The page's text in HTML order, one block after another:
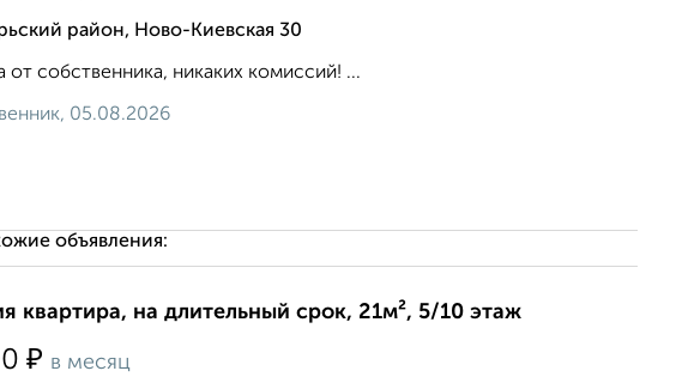
район, Ново-Киевская 30
от собственника, никаких комиссий! ...
05.08.2026
объявления:
квартира, на длительный срок, 21м², 5/10 этаж
₽ в месяц